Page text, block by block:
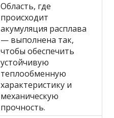
Область, где
происходит
акумуляция расплава
— выполнена так,
чтобы обеспечить
устойчивую
теплообменную
характеристику и
механическую
прочность.